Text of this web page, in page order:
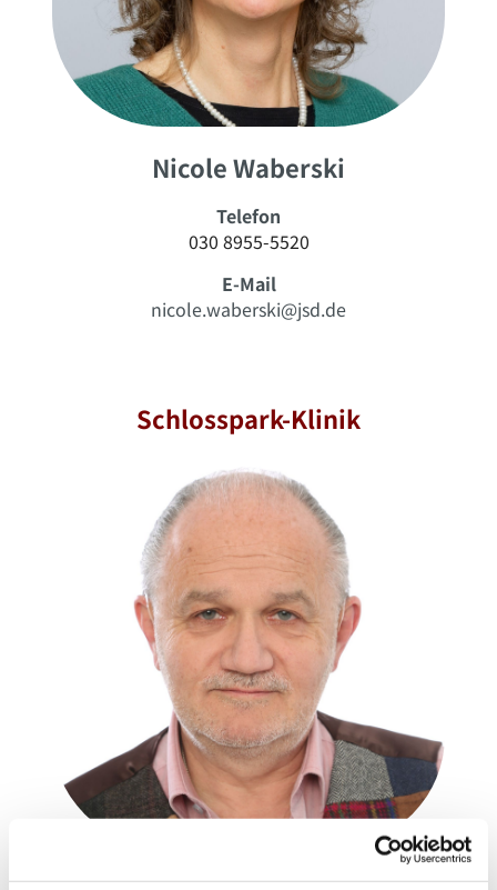
Nicole Waberski
Telefon
030 8955-5520
E-Mail
nicole.waberski@jsd.de
Schlosspark-Klinik